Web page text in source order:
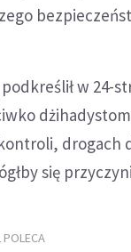
w 24-
drogach
się
POLECA